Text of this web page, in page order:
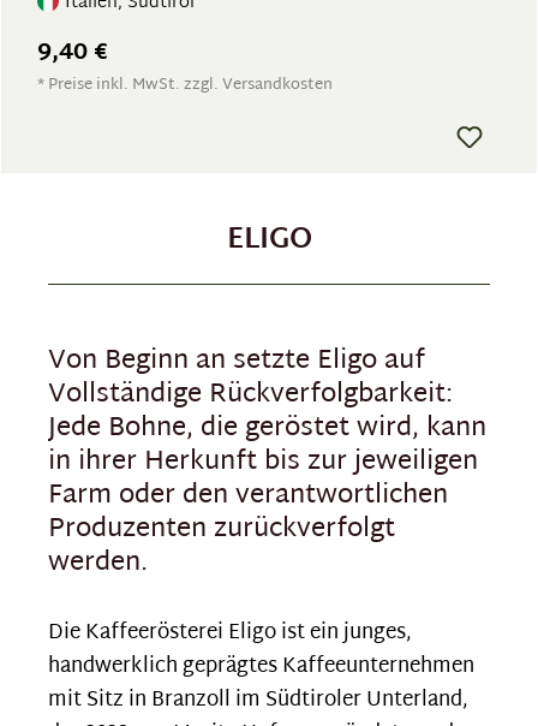
9,40 €
* Preise inkl. MwSt. zzgl. Versandkosten
ELIGO
Von Beginn an setzte Eligo auf
Vollständige Rückverfolgbarkeit:
Jede Bohne, die geröstet wird, kann
in ihrer Herkunft bis zur jeweiligen
Farm oder den verantwortlichen
Produzenten zurückverfolgt
werden.
Die Kaffeerösterei Eligo ist ein junges,
handwerklich geprägtes Kaffeeunternehmen
mit Sitz in Branzoll im Südtiroler Unterland,